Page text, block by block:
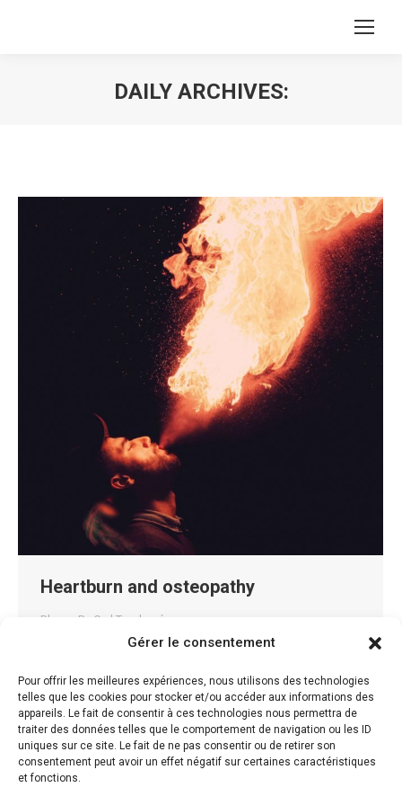
Gérer le consentement
Pour offrir les meilleures expériences, nous utilisons des technologies
telles que les cookies pour stocker et/ou accéder aux informations des
appareils. Le fait de consentir à ces technologies nous permettra de
traiter des données telles que le comportement de navigation ou les ID
uniques sur ce site. Le fait de ne pas consentir ou de retirer son
consentement peut avoir un effet négatif sur certaines caractéristiques
et fonctions.
DAILY ARCHIVES:
Heartburn and osteopathy
Blog By Carl Teychené
Heartburn and osteopathy Heartburn is
characterized by the rising of digestive enzymes and
acids into the oesophagus. The medical term for this
is pyrosis and it is a symptom of gastroesophageal
reflux disease. (GERD) 30% of the population will find
themselves one day confronted with heartburn. Some